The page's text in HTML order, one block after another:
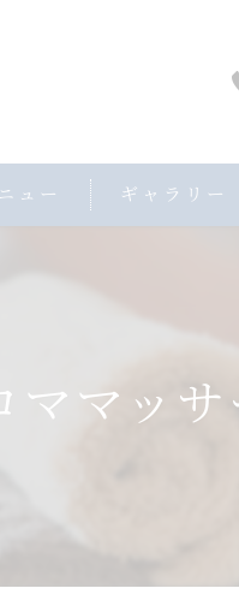
ュー ギャラリー
ママッ